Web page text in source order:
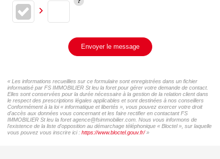
Envoyer le message
« Les informations recueillies sur ce formulaire sont enregistrées dans un fichier
informatisé par FS IMMOBILIER St leu la foret pour gérer votre demande de contact.
Elles sont conservées pour la durée nécessaire à la gestion de la relation client dans
le respect des prescriptions légales applicables et sont destinées à nos conseillers
Conformément à la loi « informatique et libertés », vous pouvez exercer votre droit
d'accès aux données vous concernant et les faire rectifier en contactant FS
IMMOBILIER St leu la foret agence@fsimmobilier.com. Nous vous informons de
l'existence de la liste d'opposition au démarchage téléphonique « Bloctel », sur laquelle
vous pouvez vous inscrire ici : https://www.bloctel.gouv.fr/»